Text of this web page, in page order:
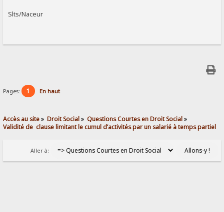
Slts/Naceur
Pages: 1 En haut
Accès au site» Droit Social» Questions Courtes en Droit Social»
Validité de  clause limitant le cumul d’activités par un salarié à temps partiel
Aller à: